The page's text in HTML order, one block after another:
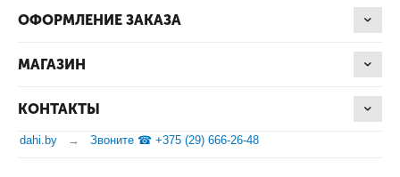
ОФОРМЛЕНИЕ ЗАКАЗА
МАГАЗИН
КОНТАКТЫ
dahi.by Звоните ☎ +375 (29) 666-26-48